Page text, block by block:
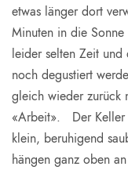
etwas länger dort
Minuten in die
leider selten Zeit
noch degustiert
gleich wieder zurück
«Arbeit». Der Keller
klein, beruhigend
hängen ganz oben